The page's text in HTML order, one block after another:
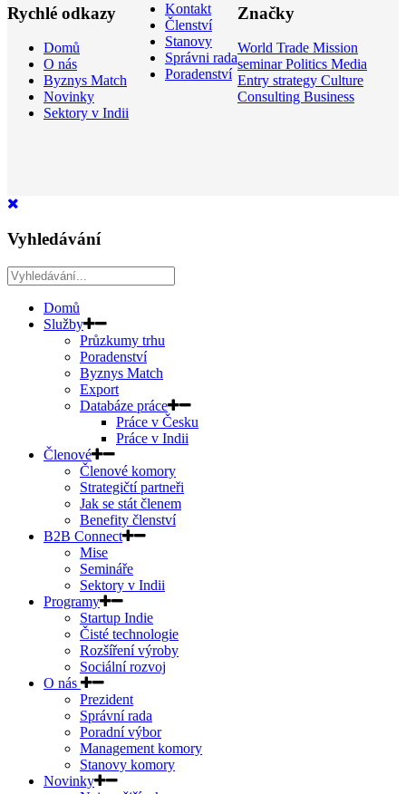
Rychlé odkazy
Domů
O nás
Byznys Match
Novinky
Sektory v Indii
Kontakt
Členství
Stanovy
Správni rada
Poradenství
Značky
World Trade Mission
seminarPolitics Media
Entry strategy Culture
Consulting Business
Vyhledávání
Domů
Služby
Průzkumy trhu
Poradenství
Byznys Match
Export
Databáze práce
Práce v Česku
Práce v Indii
Členové
Členové komory
Strategičtí partneři
Jak se stát členem
Benefity členství
B2B Connect
Mise
Semináře
Sektory v Indii
Programy
Startup Indie
Čisté technologie
Rozšíření výroby
Sociální rozvoj
O nás
Prezident
Správní rada
Poradní výbor
Management komory
Stanovy komory
Novinky